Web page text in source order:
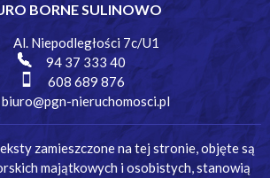
BORNE SULINOWO
Al. Niepodległości 7c/U1
94 37 333 40
608 689 876
biuro@pgn-nieruchomosci.pl
zamieszczone na tej stronie, objęte są
majątkowych i osobistych, stanowią